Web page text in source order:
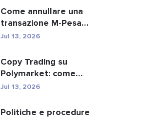
Come annullare una
transazione M-Pesa
inviata per errore
Jul 13, 2026
Copy Trading su
Polymarket: come
replicare in sicurezza i
Jul 13, 2026
Politiche e procedure